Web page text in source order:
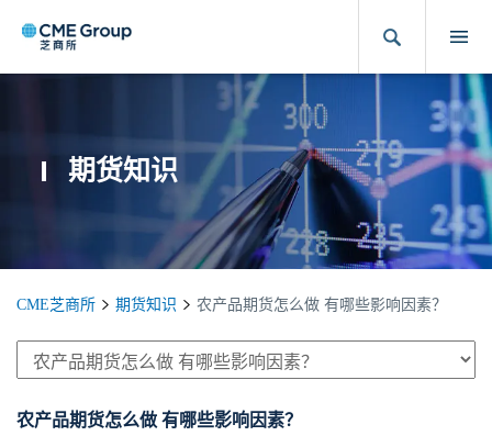
期货知识
CME芝商所 期货知识 农产品期货怎么做 有哪些影响因素？
农产品期货怎么做 有哪些影响因素？